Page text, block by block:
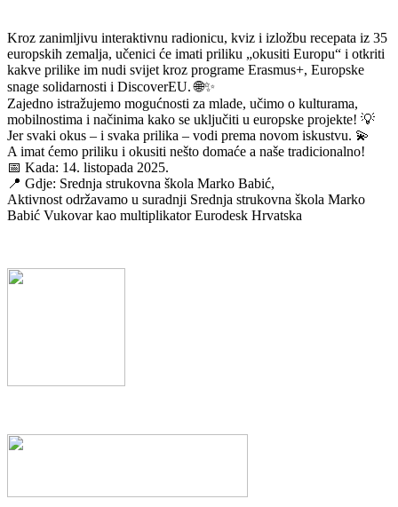
Kroz zanimljivu interaktivnu radionicu, kviz i izložbu recepata iz 35
europskih zemalja, učenici će imati priliku „okusiti Europu“ i otkriti
kakve prilike im nudi svijet kroz programe Erasmus+, Europske
snage solidarnosti i DiscoverEU. 🌐✨
Zajedno istražujemo mogućnosti za mlade, učimo o kulturama,
mobilnostima i načinima kako se uključiti u europske projekte! 💡
Jer svaki okus – i svaka prilika – vodi prema novom iskustvu. 💫
A imat ćemo priliku i okusiti nešto domaće a naše tradicionalno!
📅 Kada: 14. listopada 2025.
📍 Gdje: Srednja strukovna škola Marko Babić,
Aktivnost održavamo u suradnji Srednja strukovna škola Marko
Babić Vukovar kao multiplikator Eurodesk Hrvatska